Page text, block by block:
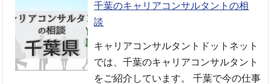
千葉のキャリアコンサルタントの相
談
キャリアコンサルタントドットネット
では、千葉のキャリアコンサルタント
をご紹介しています。 千葉で今の仕事